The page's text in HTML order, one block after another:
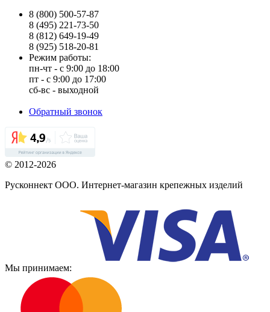
8 (800) 500-57-87
8 (495) 221-73-50
8 (812) 649-19-49
8 (925) 518-20-81
Режим работы:
пн-чт - с 9:00 до 18:00
пт - с 9:00 до 17:00
сб-вс - выходной
Обратный звонок
© 2012-2026
Русконнект ООО. Интернет-магазин крепежных изделий
Мы принимаем: